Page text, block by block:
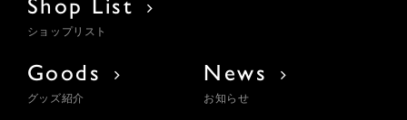
ショップリスト
Goods
グッズ紹介
News
お知らせ